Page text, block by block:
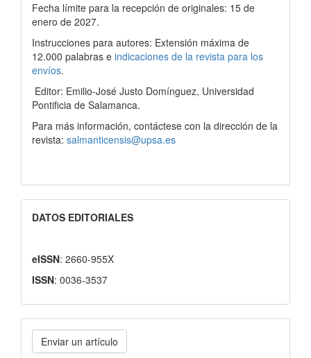
Fecha límite para la recepción de originales: 15 de
enero de 2027.
Instrucciones para autores: Extensión máxima de
12.000 palabras e indicaciones de la revista para los
envíos.
Editor: Emilio-José Justo Domínguez, Universidad
Pontificia de Salamanca.
Para más información, contáctese con la dirección de la
revista: salmanticensis@upsa.es
DATOS EDITORIALES
eISSN: 2660-955X
ISSN: 0036-3537
Enviar
Enviar un artículo